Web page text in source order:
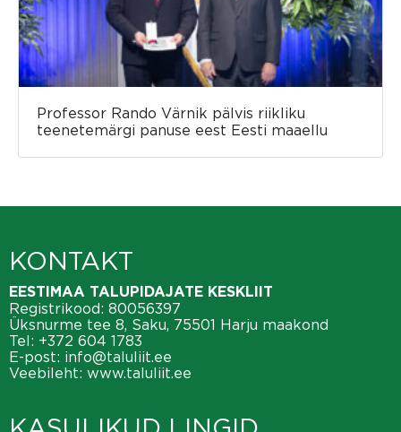
Professor Rando Värnik pälvis riikliku
teenetemärgi panuse eest Eesti maaellu
KONTAKT
EESTIMAA TALUPIDAJATE KESKLIIT
Registrikood: 80056397
Üksnurme tee 8, Saku, 75501 Harju maakond
Tel: +372 604 1783
E-post: info@taluliit.ee
Veebileht: www.taluliit.ee